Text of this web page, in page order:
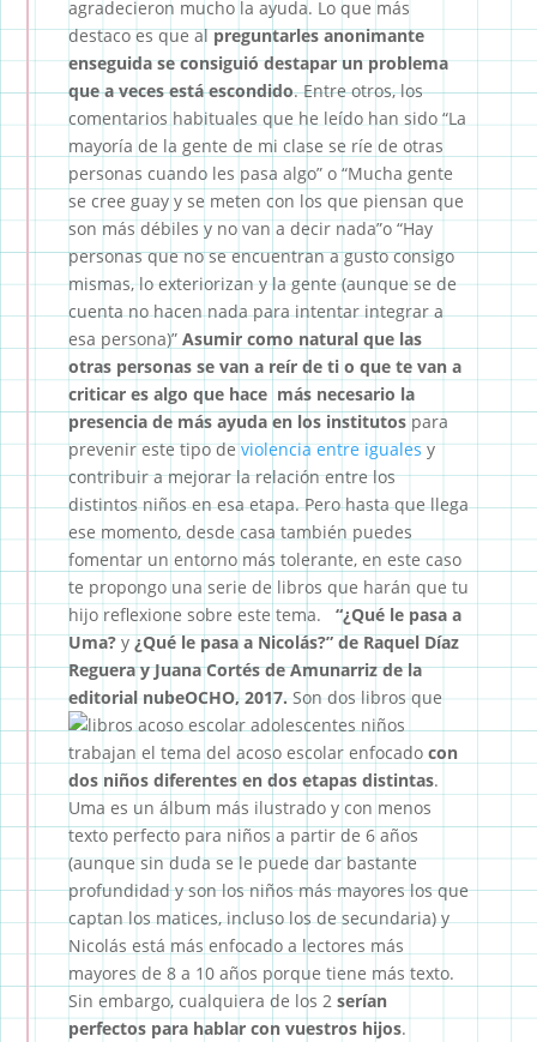
agradecieron mucho la ayuda. Lo que más
destaco es que alpreguntarles anonimante
enseguida se consiguió destapar un problema
que a veces está escondido. Entre otros, los
comentarios habituales que he leído han sido “La
mayoría de la gente de mi clase se ríe de otras
personas cuando les pasa algo” o “Mucha gente
se cree guay y se meten con los que piensan que
son más débiles y no van a decir nada”o “Hay
personas que no se encuentran a gusto consigo
mismas, lo exteriorizan y la gente (aunque se de
cuenta no hacen nada para intentar integrar a
esa persona)” Asumir como natural que las
otras personas se van a reír de ti o que te van a
criticar es algo que hace más necesario la
presencia de más ayuda en los institutos para
prevenir este tipo deviolencia entre igualesy
contribuir a mejorar la relación entre los
distintos niños en esa etapa. Pero hasta que llega
ese momento, desde casa también puedes
fomentar un entorno más tolerante, en este caso
te propongo una serie de libros que harán que tu
hijo reflexione sobre este tema. “¿Qué le pasa a
Uma?y¿Qué le pasa a Nicolás?” de Raquel Díaz
Reguera y Juana Cortés de Amunarriz de la
editorial nubeOCHO, 2017. Son dos libros que
trabajan el tema del acoso escolar enfocado con
dos niños diferentes en dos etapas distintas.
Uma es un álbum más ilustrado y con menos
texto perfecto para niños a partir de 6 años
(aunque sin duda se le puede dar bastante
profundidad y son los niños más mayores los que
captan los matices, incluso los de secundaria) y
Nicolás está más enfocado a lectores más
mayores de 8 a 10 años porque tiene más texto.
Sin embargo, cualquiera de los 2 serían
perfectos para hablar con vuestros hijos.